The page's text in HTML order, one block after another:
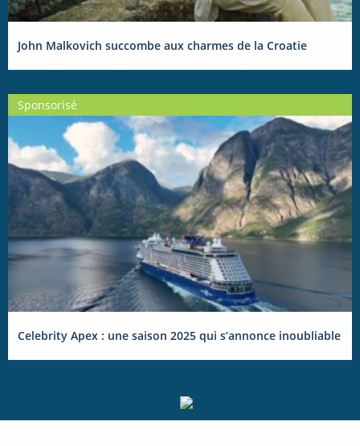
John Malkovich succombe aux charmes de la Croatie
Sponsorisé
Celebrity Apex : une saison 2025 qui s’annonce inoubliable